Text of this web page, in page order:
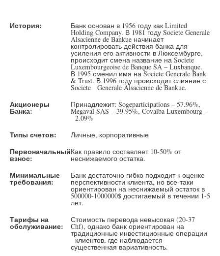
История: Банк основан в 1956 году как Limited
Holding Company. В 1981 году Societe Generale
Alsacienne de Bankue начинает
контролировать действия банка для
усиления его активности в Люксембурге,
происходит смена название на Societe
Luxembourgeoise de Banque SA – Luxbanque.
В 1995 сменил имя на Societe Generale Bank
& Trust. В 1996 году происходит слияние с
Societe Generale Alsacienne de Bankue.
Акционеры
Банка:
Принадлежит: Sogeparticipations – 57.96%,
Megaval SAS – 39.95%, Covalba Luxembourg –
2.09%
Типы счетов: Личные, корпоративные
Первоначальный
взнос:
Как правило составляет 10-50% от
неснижаемого остатка.
Минимальные
требования:
Банк достаточно гибко подходит к оценке
перспективности клиента, но все-таки
ориентирован на неснижаемый остаток в
500000-1000000$ достигаемый в течении 1-5
лет.
Тарифы на
обслуживание:
Стоимость перевода невысокая (20-37
Chf), однако банк ориентирован на
традиционные инвестиционные операции
клиентов, где наблюдается
существенная вариативность.